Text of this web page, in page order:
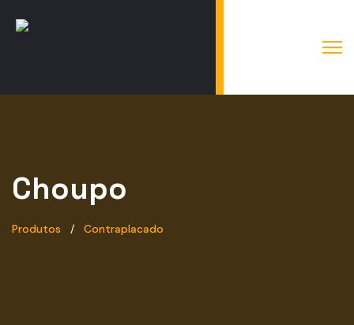
Choupo
Produtos Contraplacado